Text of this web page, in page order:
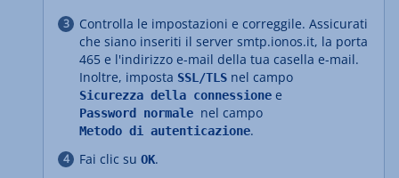
Controlla le impostazioni e correggile. Assicurati
che siano inseriti il server smtp.ionos.it, la porta
465 e l'indirizzo e-mail della tua casella e-mail.
Inoltre, imposta SSL/TLS nel campo
Sicurezza della connessione e
Password normale nel campo
Metodo di autenticazione.
Fai clic su OK.